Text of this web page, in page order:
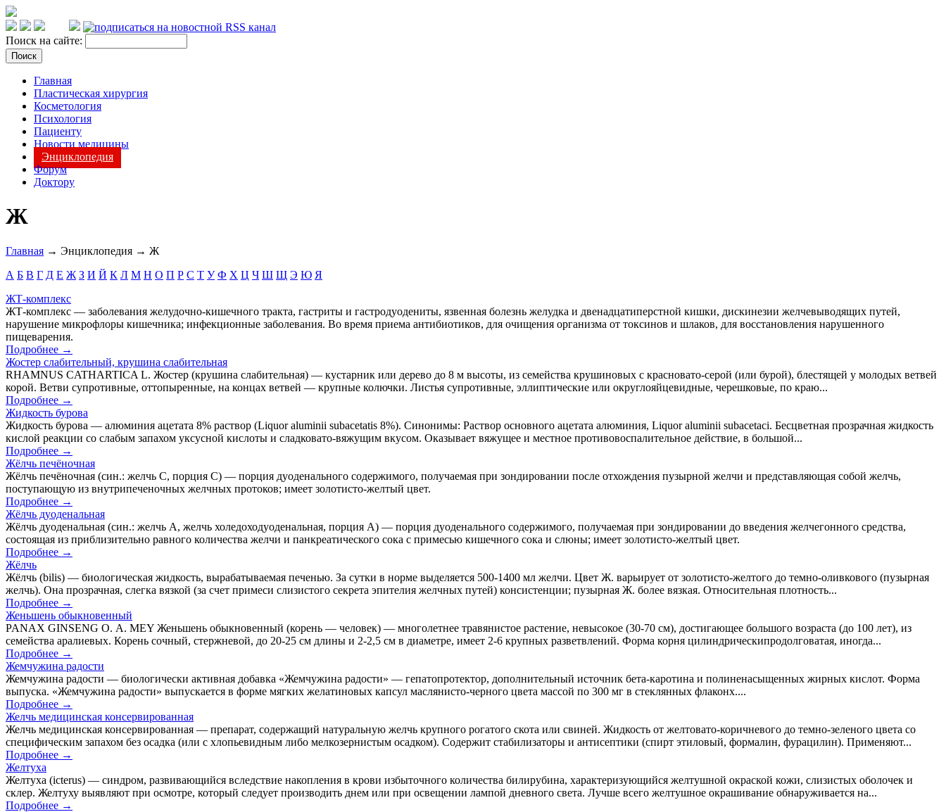
Поиск на сайте:
Главная
Пластическая хирургия
Косметология
Психология
Пациенту
Новости медицины
Энциклопедия
Форум
Доктору
Ж
Главная → Энциклопедия → Ж
А Б В Г Д Е Ж З И Й К Л М Н О П Р С Т У Ф Х Ц Ч Ш Щ Э Ю Я
ЖТ-комплекс
ЖТ-комплекс — заболевания желудочно-кишечного тракта, гастриты и гастродуодениты, язвенная болезнь желудка и двенадцатиперстной кишки, дискинезии желчевыводящих путей,
нарушение микрофлоры кишечника; инфекционные заболевания. Во время приема антибиотиков, для очищения организма от токсинов и шлаков, для восстановления нарушенного
пищеварения.
Подробнее →
Жостер слабительный, крушина слабительная
RHAMNUS CATHARTICA L. Жостер (крушина слабительная) — кустарник или дерево до 8 м высоты, из семейства крушиновых с красновато-серой (или бурой), блестящей у молодых ветвей
корой. Ветви супротивные, оттопыренные, на концах ветвей — крупные колючки. Листья супротивные, эллиптические или округлояйцевидные, черешковые, по краю...
Подробнее →
Жидкость бурова
Жидкость бурова — алюминия ацетата 8% раствор (Liquor aluminii subacetatis 8%). Синонимы: Раствор основного ацетата алюминия, Liquor aluminii subacetaci. Бесцветная прозрачная жидкость
кислой реакции со слабым запахом уксусной кислоты и сладковато-вяжущим вкусом. Оказывает вяжущее и местное противовоспалительное действие, в большой...
Подробнее →
Жёлчь печёночная
Жёлчь печёночная (син.: желчь C, порция C) — порция дуоденального содержимого, получаемая при зондировании после отхождения пузырной желчи и представляющая собой желчь,
поступающую из внутрипеченочных желчных протоков; имеет золотисто-желтый цвет.
Подробнее →
Жёлчь дуоденальная
Жёлчь дуоденальная (син.: желчь A, желчь холедоходуоденальная, порция A) — порция дуоденального содержимого, получаемая при зондировании до введения желчегонного средства,
состоящая из приблизительно равного количества желчи и панкреатического сока с примесью кишечного сока и слюны; имеет золотисто-желтый цвет.
Подробнее →
Жёлчь
Жёлчь (bilis) — биологическая жидкость, вырабатываемая печенью. За сутки в норме выделяется 500-1400 мл желчи. Цвет Ж. варьирует от золотисто-желтого до темно-оливкового (пузырная
желчь). Она прозрачная, слегка вязкой (за счет примеси слизистого секрета эпителия желчных путей) консистенции; пузырная Ж. более вязкая. Относительная плотность...
Подробнее →
Женьшень обыкновенный
PANAX GINSENG О. A. MEY Женьшень обыкновенный (корень — человек) — многолетнее травянистое растение, невысокое (30-70 см), достигающее большого возраста (до 100 лет), из
семейства аралиевых. Корень сочный, стержневой, до 20-25 см длины и 2-2,5 см в диаметре, имеет 2-6 крупных разветвлений. Форма корня цилиндрическипродолговатая, иногда...
Подробнее →
Жемчужина радости
Жемчужина радости — биологически активная добавка «Жемчужина радости» — гепатопротектор, дополнительный источник бета-каротина и полиненасыщенных жирных кислот. Форма
выпуска. «Жемчужина радости» выпускается в форме мягких желатиновых капсул маслянисто-черного цвета массой по 300 мг в стеклянных флаконх....
Подробнее →
Желчь медицинская консервированная
Желчь медицинская консервированная — препарат, содержащий натуральную желчь крупного рогатого скота или свиней. Жидкость от желтовато-коричневого до темно-зеленого цвета со
специфическим запахом без осадка (или с хлопьевидным либо мелкозернистым осадком). Содержит стабилизаторы и антисептики (спирт этиловый, формалин, фурацилин). Применяют...
Подробнее →
Желтуха
Желтуха (icterus) — синдром, развивающийся вследствие накопления в крови избыточного количества билирубина, характеризующийся желтушной окраской кожи, слизистых оболочек и
склер. Желтуху выявляют при осмотре, который следует производить днем или при освещении лампой дневного света. Лучше всего желтушное окрашивание обнаруживается на...
Подробнее →